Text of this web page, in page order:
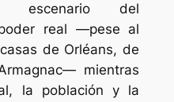
escenario del
real —pese al
de Orléans, de
mientras
la población y la